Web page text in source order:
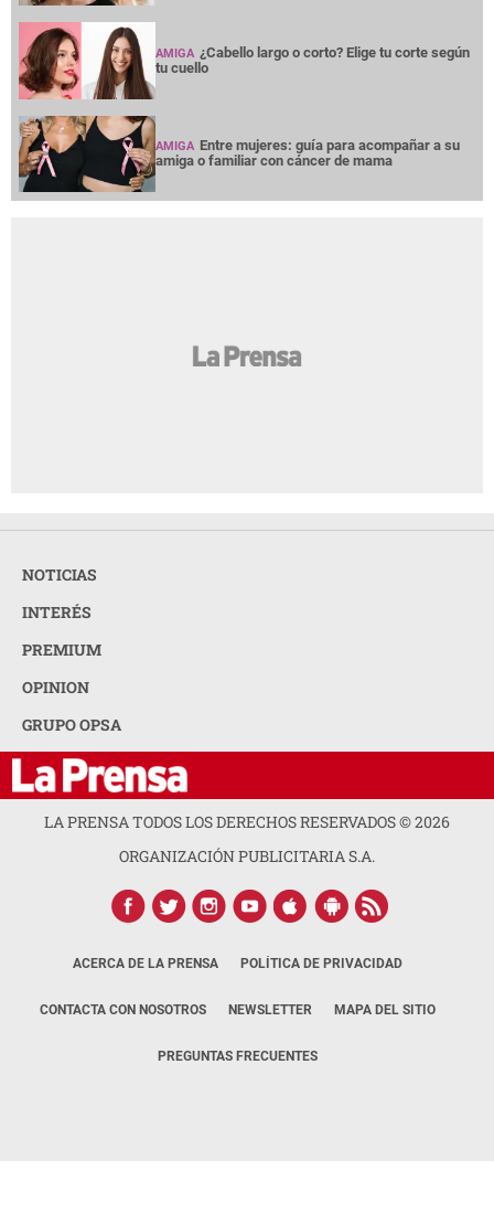
AMIGA ¿Cabello largo o corto? Elige tu corte según
tu cuello
AMIGA Entre mujeres: guía para acompañar a su
amiga o familiar con cáncer de mama
NOTICIAS
INTERÉS
PREMIUM
OPINION
GRUPO OPSA
LA PRENSA TODOS LOS DERECHOS RESERVADOS ©2026
ORGANIZACIÓN PUBLICITARIA S.A.
ACERCA DE LA PRENSA POLÍTICA DE PRIVACIDAD
CONTACTA CON NOSOTROS NEWSLETTER MAPA DEL SITIO
PREGUNTAS FRECUENTES